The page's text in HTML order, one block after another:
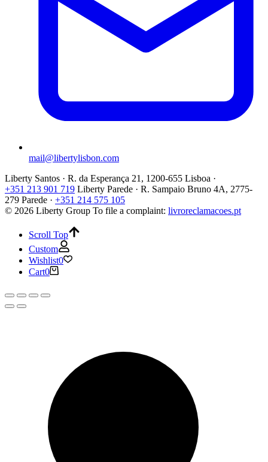
mail@libertylisbon.com
Liberty Santos · R. da Esperança 21, 1200-655 Lisboa ·
+351 213 901 719 Liberty Parede · R. Sampaio Bruno 4A, 2775-
279 Parede · +351 214 575 105
© 2026 Liberty Group To file a complaint: livroreclamacoes.pt
Scroll Top
Custom
Wishlist0
Cart0